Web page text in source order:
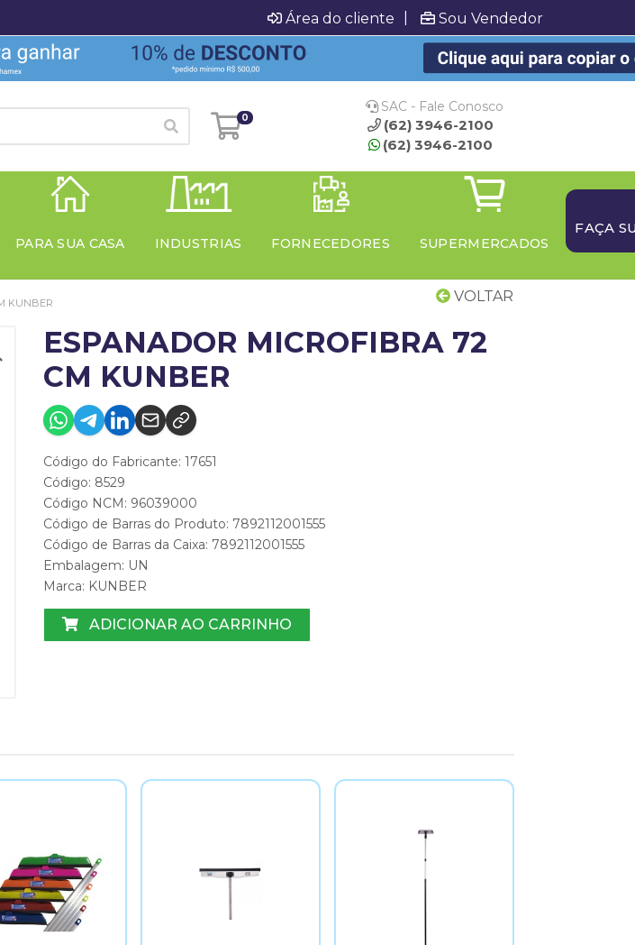
Área do cliente Sou Vendedor
0
SAC - Fale Conosco
(62) 3946-2100
(62) 3946-2100
PARA SUA CASA INDUSTRIAS FORNECEDORES SUPERMERCADOS
FAÇA
VOLTAR
KUNBER
ESPANADOR MICROFIBRA 72
CM KUNBER
Código do Fabricante: 17651
Código: 8529
Código NCM: 96039000
Código de Barras do Produto: 7892112001555
Código de Barras da Caixa: 7892112001555
Embalagem: UN
Marca: KUNBER
ADICIONAR AO CARRINHO